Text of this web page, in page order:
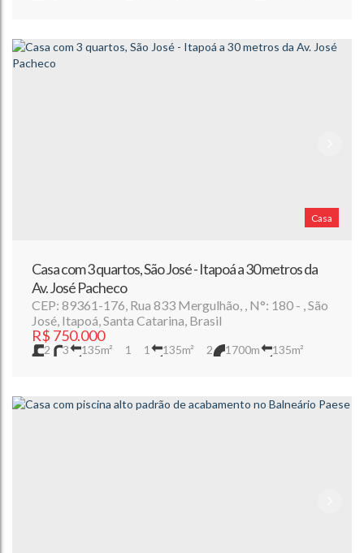
Casa
Casa com 3 quartos, São José - Itapoá a 30 metros da
Av. José Pacheco
R$ 750.000
CEP: 89361-176, Rua 833 Mergulhão , N°: 180 ,São
José, Itapoá,Santa Catarina, Brasil
2 3 135m² 1 1 135m² 2 1700m
135m²